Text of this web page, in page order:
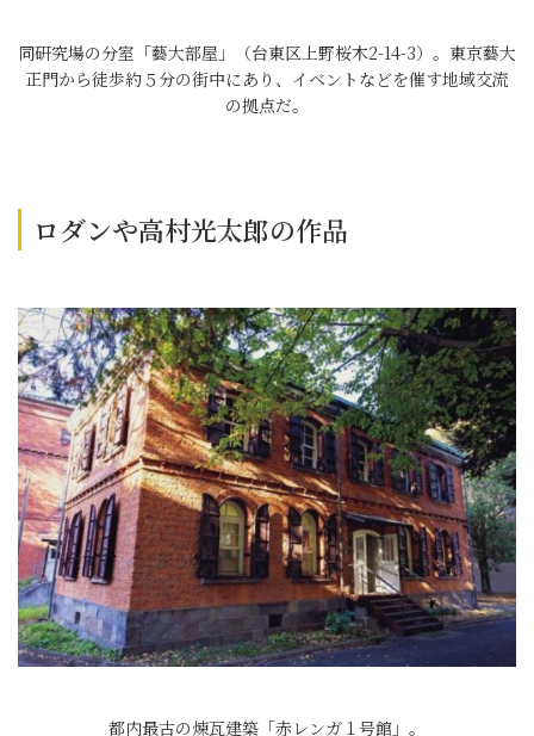
同研究場の分室「藝大部屋」（台東区上野桜木2-14-3）。東京藝大
正門から徒歩約５分の街中にあり、イベントなどを催す地域交流
の拠点だ。
ロダンや高村光太郎の作品
都内最古の煉瓦建築「赤レンガ１号館」。